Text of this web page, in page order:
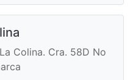
Colina. Cra. 58D No